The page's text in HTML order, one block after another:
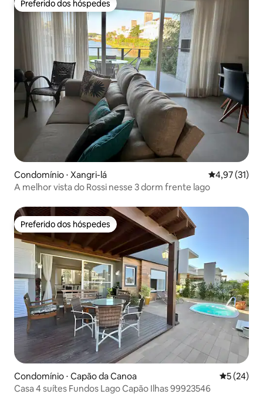
Preferido dos hóspedes
Preferido dos hóspedes
Condomínio ⋅ Xangri-lá 4,97 de uma
4,97 (31)
A melhor vista do Rossi nesse 3 dorm frente lago
Preferido dos hóspedes
Preferido dos hóspedes
Condomínio ⋅ Capão da Canoa 5 de uma
5 (24)
Casa 4 suítes Fundos Lago Capão Ilhas 99923546